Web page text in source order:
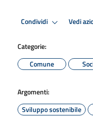
Condividi Vedi
Categorie:
Comune
Argomenti:
Sviluppo sostenibile